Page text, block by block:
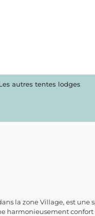
autres tentes lodges
la zone Village, est
harmonieusement confort